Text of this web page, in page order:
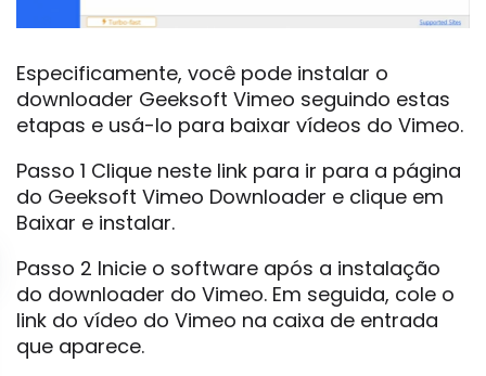
Especificamente, você pode instalar o
downloader Geeksoft Vimeo seguindo estas
etapas e usá-lo para baixar vídeos do Vimeo.
Passo 1 Clique neste link para ir para a página
do Geeksoft Vimeo Downloader e clique em
Baixar e instalar.
Passo 2 Inicie o software após a instalação
do downloader do Vimeo. Em seguida, cole o
link do vídeo do Vimeo na caixa de entrada
que aparece.